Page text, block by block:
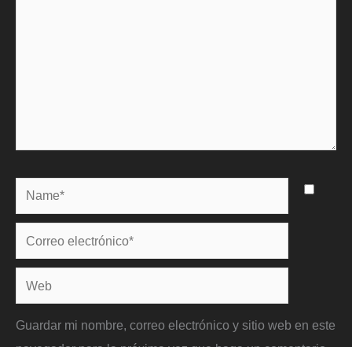
Name*
Correo
electrónico*
Web
Guardar mi nombre, correo electrónico y sitio web en este